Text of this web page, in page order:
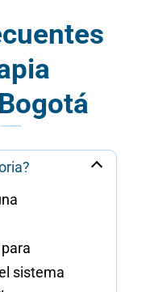
sistema